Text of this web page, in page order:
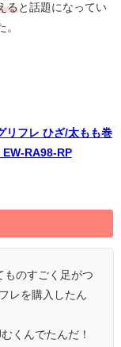
ると話題になってい
。
リフレ ひざ/太もも巻
EW-RA98-RP
ものすごく足がつ
レを購入したん
くんでたんだ！